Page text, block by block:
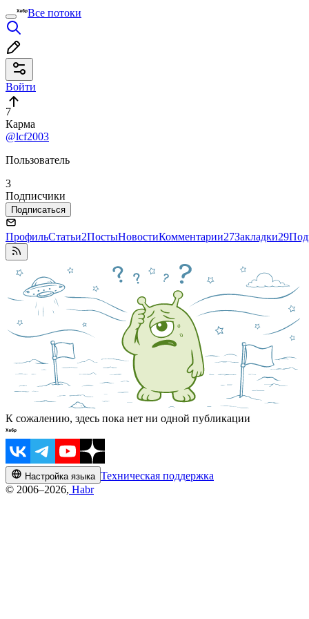
Все потоки
Войти
7
Карма
@lcf2003
Пользователь
3
Подписчики
Подписаться
ПрофильСтатьи2ПостыНовостиКомментарии27Закладки29
К сожалению, здесь пока нет ни одной публикации
Настройка языка Техническая поддержка
© 2006–2026, Habr